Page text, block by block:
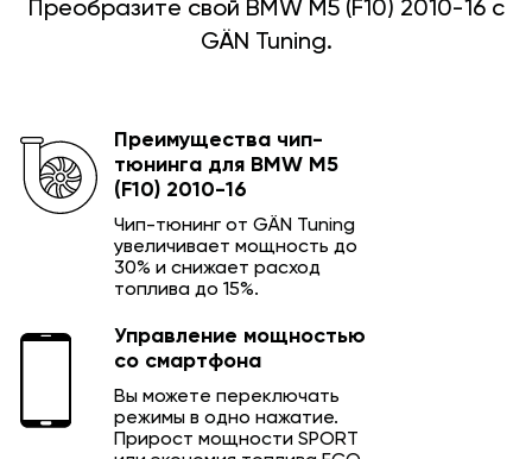
Преобразите свой BMW M5 (F10) 2010-16 с
GÄN Tuning.
Преимущества чип-
тюнинга для BMW M5
(F10) 2010-16
Чип-тюнинг от GÄN Tuning
увеличивает мощность до
30% и снижает расход
топлива до 15%.
Управление мощностью
со смартфона
Вы можете переключать
режимы в одно нажатие.
Прирост мощности SPORT